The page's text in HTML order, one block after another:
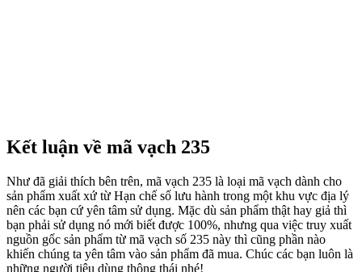
Kết luận về mã vạch 235
Như đã giải thích bên trên, mã vạch 235 là loại mã vạch dành cho
sản phẩm xuất xứ từ Hạn chế số lưu hành trong một khu vực địa lý
nên các bạn cứ yên tâm sử dụng. Mặc dù sản phẩm thật hay giả thì
bạn phải sử dụng nó mới biết được 100%, nhưng qua việc truy xuất
nguồn gốc sản phẩm từ mã vạch số 235 này thì cũng phần nào
khiến chúng ta yên tâm vào sản phẩm đã mua. Chúc các bạn luôn là
những người tiêu dùng thông thái nhé!